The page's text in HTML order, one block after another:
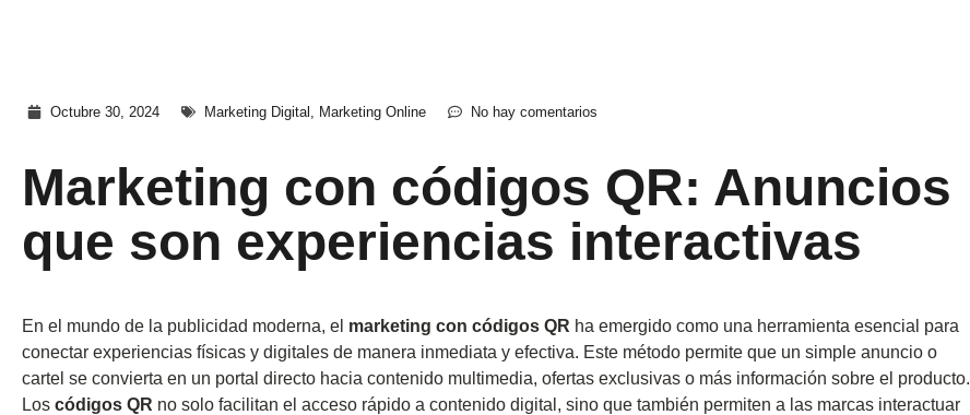
Octubre 30, 2024 Marketing Digital , Marketing Online No hay comentarios
Marketing con códigos QR: Anuncios
que son experiencias interactivas
En el mundo de la publicidad moderna, el marketing con códigos QR ha emergido como una herramienta esencial para
conectar experiencias físicas y digitales de manera inmediata y efectiva. Este método permite que un simple anuncio o
cartel se convierta en un portal directo hacia contenido multimedia, ofertas exclusivas o más información sobre el producto.
Los códigos QR no solo facilitan el acceso rápido a contenido digital, sino que también permiten a las marcas interactuar